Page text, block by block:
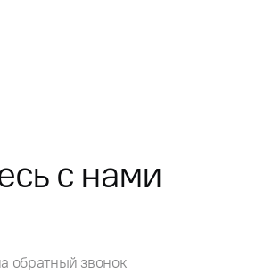
с нами
обратный звонок